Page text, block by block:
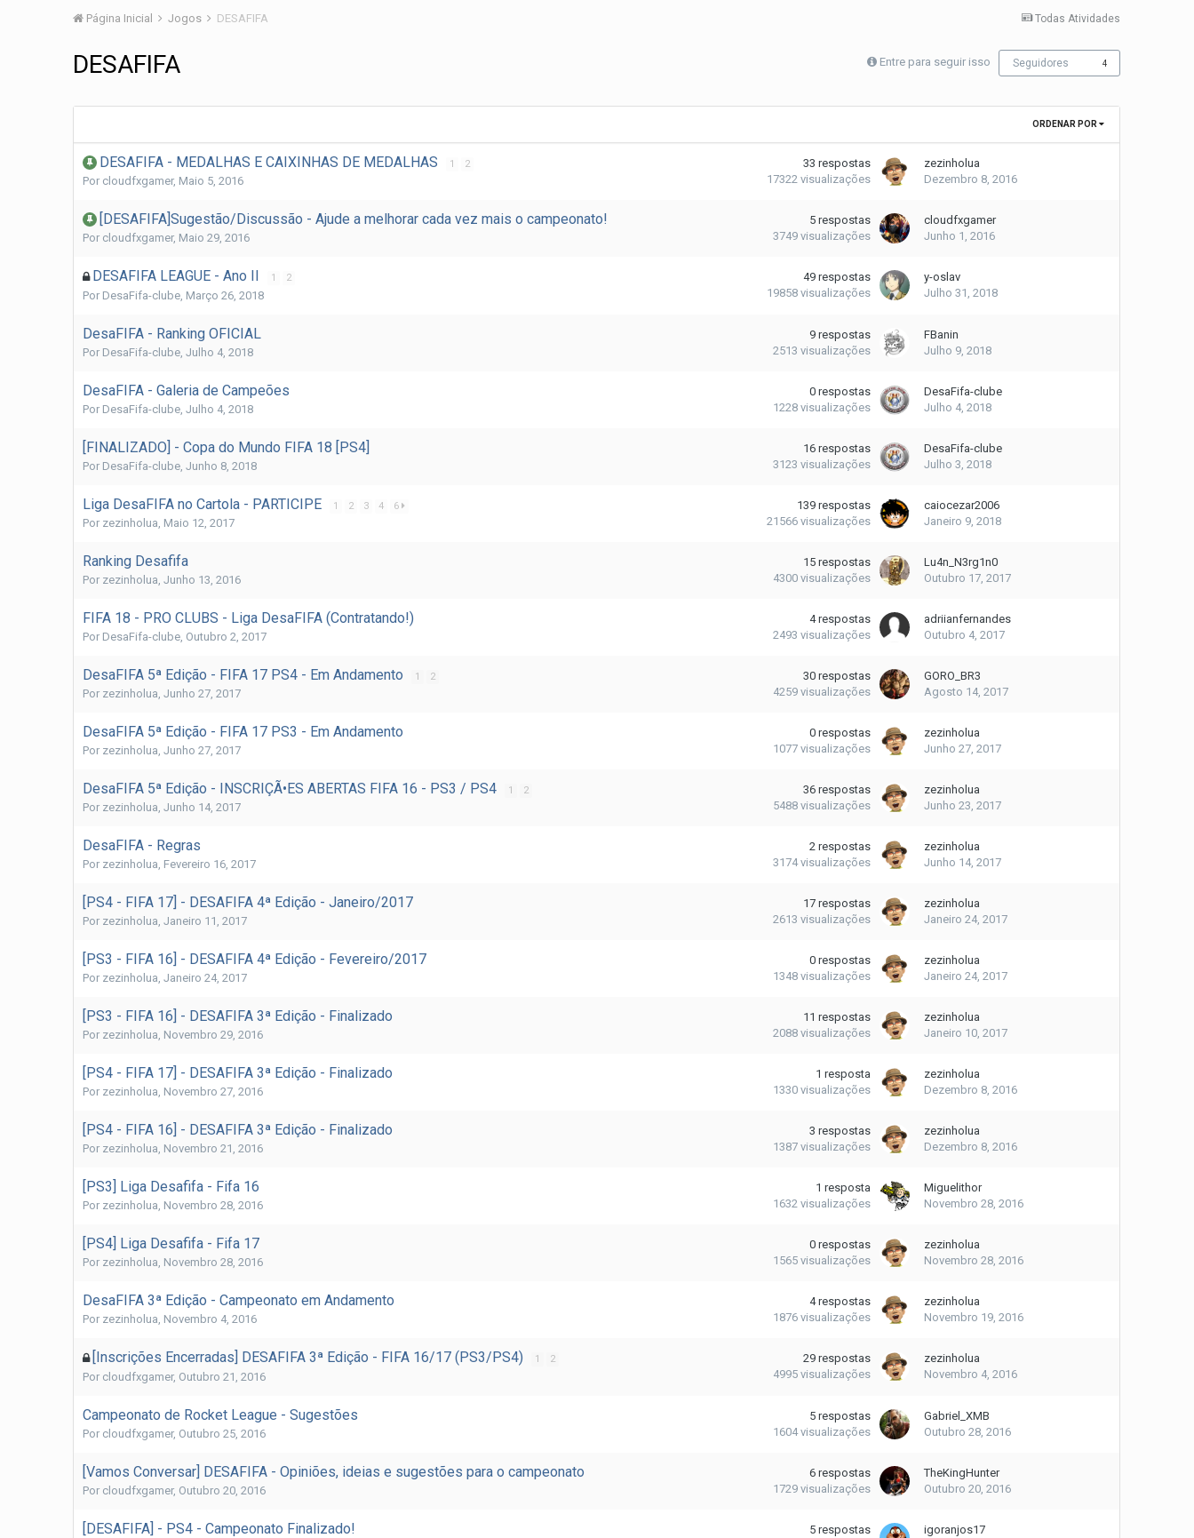
Todas Atividades
Página Inicial Jogos DESAFIFA
DESAFIFA Entre para seguir isso Seguidores 4
ORDENAR POR
DESAFIFA - MEDALHAS E CAIXINHAS DE MEDALHAS 1 2
Por cloudfxgamer, Maio 5, 2016
33 respostas
17322 visualizações
zezinholua
Dezembro 8, 2016
[DESAFIFA]Sugestão/Discussão - Ajude a melhorar cada vez mais o campeonato!
Por cloudfxgamer, Maio 29, 2016
5 respostas
3749 visualizações
cloudfxgamer
Junho 1, 2016
DESAFIFA LEAGUE - Ano II 1 2
Por DesaFifa-clube, Março 26, 2018
49 respostas
19858 visualizações
y-oslav
Julho 31, 2018
DesaFIFA - Ranking OFICIAL
Por DesaFifa-clube,Julho 4, 2018
9 respostas
2513 visualizações
FBanin
Julho 9, 2018
DesaFIFA - Galeria de Campeões
Por DesaFifa-clube,Julho 4, 2018
0 respostas
1228 visualizações
DesaFifa-clube
Julho 4, 2018
[FINALIZADO] - Copa do Mundo FIFA 18 [PS4]
Por DesaFifa-clube,Junho 8, 2018
16 respostas
3123 visualizações
DesaFifa-clube
Julho 3, 2018
Liga DesaFIFA no Cartola - PARTICIPE 1 2 3 4 6
Por zezinholua, Maio 12, 2017
139 respostas
21566 visualizações
caiocezar2006
Janeiro 9, 2018
Ranking Desafifa
Por zezinholua,Junho 13, 2016
15 respostas
4300 visualizações
Lu4n_N3rg1n0
Outubro 17, 2017
FIFA 18 - PRO CLUBS - Liga DesaFIFA (Contratando!)
Por DesaFifa-clube, Outubro 2, 2017
4 respostas
2493 visualizações
adriianfernandes
Outubro 4, 2017
DesaFIFA 5ª Edição - FIFA 17 PS4 - Em Andamento 1 2
Por zezinholua,Junho 27, 2017
30 respostas
4259 visualizações
GORO_BR3
Agosto 14, 2017
DesaFIFA 5ª Edição - FIFA 17 PS3 - Em Andamento
Por zezinholua,Junho 27, 2017
0 respostas
1077 visualizações
zezinholua
Junho 27, 2017
DesaFIFA 5ª Edição - INSCRIÇÃ•ES ABERTAS FIFA 16 - PS3 / PS4 1 2
Por zezinholua,Junho 14, 2017
36 respostas
5488 visualizações
zezinholua
Junho 23, 2017
DesaFIFA - Regras
Por zezinholua, Fevereiro 16, 2017
2 respostas
3174 visualizações
zezinholua
Junho 14, 2017
[PS4 - FIFA 17] - DESAFIFA 4ª Edição - Janeiro/2017
Por zezinholua,Janeiro 11, 2017
17 respostas
2613 visualizações
zezinholua
Janeiro 24, 2017
[PS3 - FIFA 16] - DESAFIFA 4ª Edição - Fevereiro/2017
Por zezinholua,Janeiro 24, 2017
0 respostas
1348 visualizações
zezinholua
Janeiro 24, 2017
[PS3 - FIFA 16] - DESAFIFA 3ª Edição - Finalizado
Por zezinholua, Novembro 29, 2016
11 respostas
2088 visualizações
zezinholua
Janeiro 10, 2017
[PS4 - FIFA 17] - DESAFIFA 3ª Edição - Finalizado
Por zezinholua, Novembro 27, 2016
1 resposta
1330 visualizações
zezinholua
Dezembro 8, 2016
[PS4 - FIFA 16] - DESAFIFA 3ª Edição - Finalizado
Por zezinholua, Novembro 21, 2016
3 respostas
1387 visualizações
zezinholua
Dezembro 8, 2016
[PS3] Liga Desafifa - Fifa 16
Por zezinholua, Novembro 28, 2016
1 resposta
1632 visualizações
Miguelithor
Novembro 28, 2016
[PS4] Liga Desafifa - Fifa 17
Por zezinholua, Novembro 28, 2016
0 respostas
1565 visualizações
zezinholua
Novembro 28, 2016
DesaFIFA 3ª Edição - Campeonato em Andamento
Por zezinholua, Novembro 4, 2016
4 respostas
1876 visualizações
zezinholua
Novembro 19, 2016
[Inscrições Encerradas] DESAFIFA 3ª Edição - FIFA 16/17 (PS3/PS4) 1 2
Por cloudfxgamer, Outubro 21, 2016
29 respostas
4995 visualizações
zezinholua
Novembro 4, 2016
Campeonato de Rocket League - Sugestões
Por cloudfxgamer, Outubro 25, 2016
5 respostas
1604 visualizações
Gabriel_XMB
Outubro 28, 2016
[Vamos Conversar] DESAFIFA - Opiniões, ideias e sugestões para o campeonato
Por cloudfxgamer, Outubro 20, 2016
6 respostas
1729 visualizações
TheKingHunter
Outubro 20, 2016
[DESAFIFA] - PS4 - Campeonato Finalizado! 5 respostas
igoranjos17